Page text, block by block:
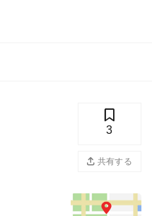
3
共有する